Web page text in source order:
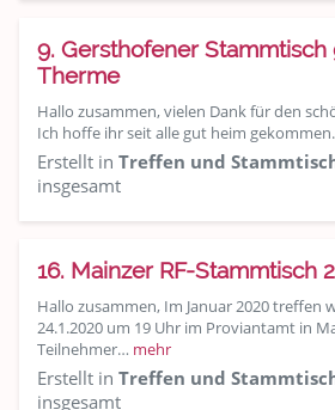
9. Gersthofener
Therme
Hallo zusammen, vielen Dank für den
Ich hoffe ihr seit alle gut heim
Erstellt in Treffen und
insgesamt
16. Mainzer RF-Stammtisch
Hallo zusammen, Im Januar 2020 treffen
24.1.2020 um 19 Uhr im Proviantamt in
Teilnehmer… mehr
Erstellt in Treffen und
insgesamt